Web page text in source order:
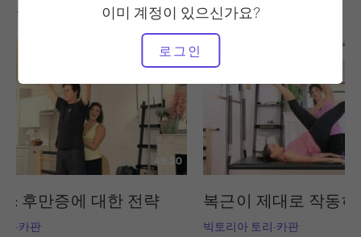
이미 계정이 있으신가요?
로그인
좋아할 만한 다른 운동
49:30
: 후만증에 대한 전략
리-카판
복근이 제대로 작동
빅토리아 토리-카판